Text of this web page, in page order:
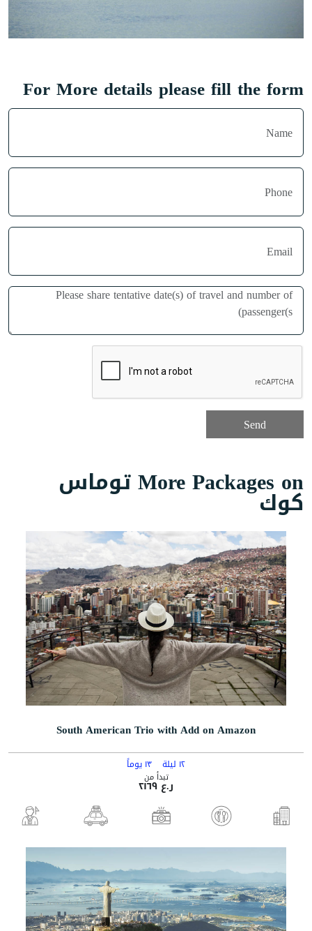
For More details please fill the form
More Packages on توماس
كوك
South American Trio with Add on Amazon
١٢ ليلة ١٣ يوماً
تبدأ منر.ع ٢١٦٩